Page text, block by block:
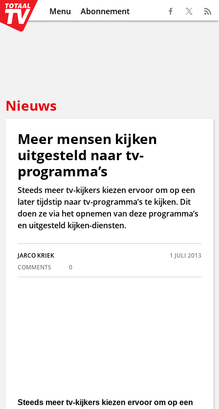
Menu Abonnement
Nieuws
Meer mensen kijken
uitgesteld naar tv-
programma’s
Steeds meer tv-kijkers kiezen ervoor om op een
later tijdstip naar tv-programma’s te kijken. Dit
doen ze via het opnemen van deze programma’s
en uitgesteld kijken-diensten.
JARCO KRIEK
1 JULI 2013
COMMENTS
0
Steeds meer tv-kijkers kiezen ervoor om op een